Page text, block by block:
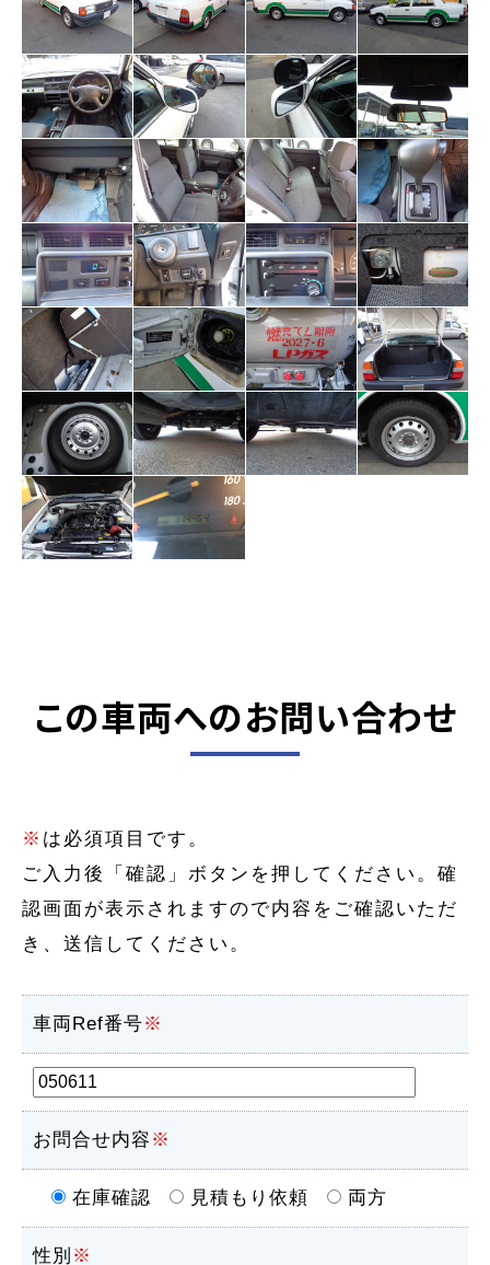
この車両へのお問い合わせ
※ は必須項目です。
ご入力後「確認」ボタンを押してください。確
認画面が表示されますので内容をご確認いただ
き、送信してください。
車両Ref番号※
お問合せ内容 ※
在庫確認 見積もり依頼 両方
性別 ※